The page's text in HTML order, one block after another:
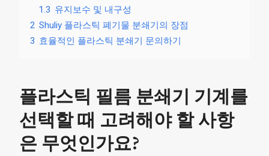
1.3 유지보수 및 내구성
2 Shuliy 플라스틱 폐기물 분쇄기의 장점
3 효율적인 플라스틱 분쇄기 문의하기
플라스틱 필름 분쇄기 기계를
선택할 때 고려해야 할 사항
은 무엇인가요?